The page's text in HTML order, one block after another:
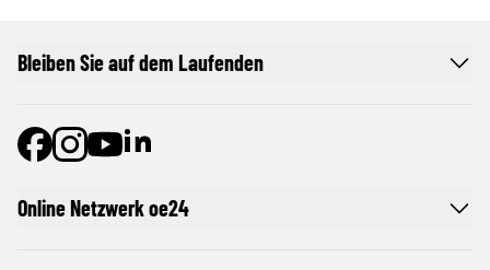
Online Netzwerk oe24
Bleiben Sie auf dem Laufenden